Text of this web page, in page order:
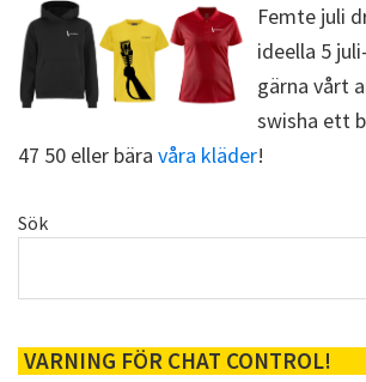
)
Femte juli
ideella 5
gärna vårt
swisha ett
47 50 eller bära våra kläder!
Primärt
Sök
VARNING FÖR CHAT CONTROL!